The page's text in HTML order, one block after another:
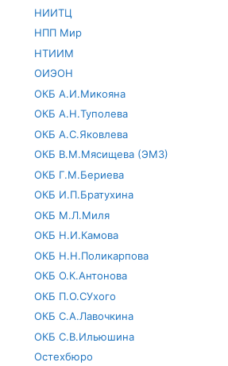
НИИТЦ
НПП Мир
НТИИМ
ОИЭОН
ОКБ А.И.Микояна
ОКБ А.Н.Туполева
ОКБ А.С.Яковлева
ОКБ В.М.Мясищева (ЭМЗ)
ОКБ Г.М.Бериева
ОКБ И.П.Братухина
ОКБ М.Л.Миля
ОКБ Н.И.Камова
ОКБ Н.Н.Поликарпова
ОКБ О.К.Антонова
ОКБ П.О.СУхого
ОКБ С.А.Лавочкина
ОКБ С.В.Ильюшина
Остехбюро